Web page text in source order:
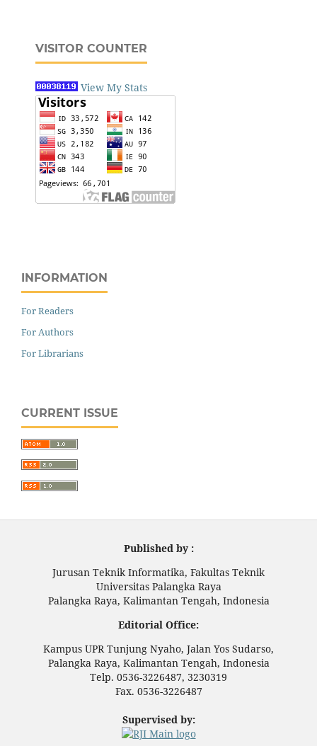
VISITOR COUNTER
View My Stats
INFORMATION
For Readers
For Authors
For Librarians
CURRENT ISSUE
Published by :
Jurusan Teknik Informatika, Fakultas Teknik
Universitas Palangka Raya
Palangka Raya, Kalimantan Tengah, Indonesia
Editorial Office:
Kampus UPR Tunjung Nyaho, Jalan Yos Sudarso,
Palangka Raya, Kalimantan Tengah, Indonesia
Telp. 0536-3226487, 3230319
Fax. 0536-3226487
Supervised by: